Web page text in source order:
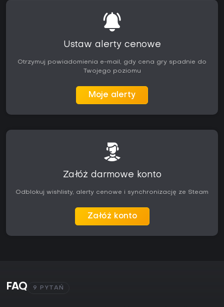
Ustaw alerty cenowe
Otrzymuj powiadomienia e-mail, gdy cena gry spadnie do
Twojego poziomu
Moje alerty
Załóż darmowe konto
Odblokuj wishlisty, alerty cenowe i synchronizację ze Steam
Załóż konto
FAQ 9 PYTAŃ